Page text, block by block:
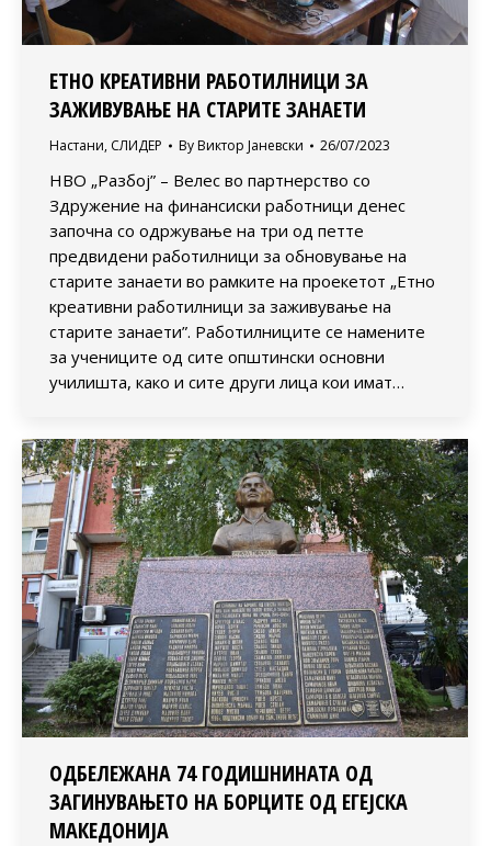
ЕТНО КРЕАТИВНИ РАБОТИЛНИЦИ ЗА
ЗАЖИВУВАЊЕ НА СТАРИТЕ ЗАНАЕТИ
Настани, СЛИДЕР By Виктор Јаневски 26/07/2023
НВО „Разбој” – Велес во партнерство со
Здружение на финансиски работници денес
започна со одржување на три од петте
предвидени работилници за обновување на
старите занаети во рамките на проекетот „Етно
креативни работилници за заживување на
старите занаети”. Работилниците се намените
за учениците од сите општински основни
училишта, како и сите други лица кои имат…
ОДБЕЛЕЖАНА 74 ГОДИШНИНАТА ОД
ЗАГИНУВАЊЕТО НА БОРЦИТЕ ОД ЕГЕЈСКА
МАКЕДОНИЈА